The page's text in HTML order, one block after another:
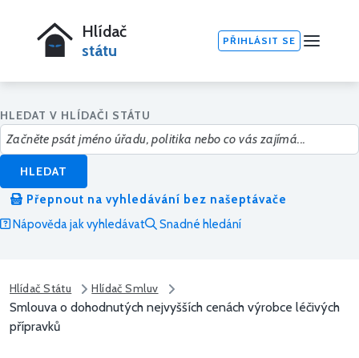
Hlídač
státu
PŘIHLÁSIT SE
HLEDAT V HLÍDAČI STÁTU
HLEDAT
Přepnout na vyhledávání bez našeptávače
Nápověda jak vyhledávat
Snadné hledání
Hlídač Státu Hlídač Smluv
Smlouva o dohodnutých nejvyšších cenách výrobce léčivých
přípravků